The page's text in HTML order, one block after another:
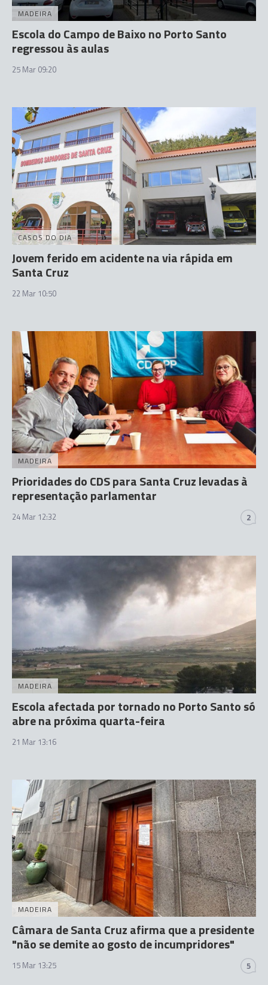
MADEIRA
Escola do Campo de Baixo no Porto Santo
regressou às aulas
25 Mar 09:20
CASOS DO DIA
Jovem ferido em acidente na via rápida em
Santa Cruz
22 Mar 10:50
MADEIRA
Prioridades do CDS para Santa Cruz levadas à
representação parlamentar
24 Mar 12:32 2
MADEIRA
Escola afectada por tornado no Porto Santo só
abre na próxima quarta-feira
21 Mar 13:16
MADEIRA
Câmara de Santa Cruz afirma que a presidente
"não se demite ao gosto de incumpridores"
15 Mar 13:25 5